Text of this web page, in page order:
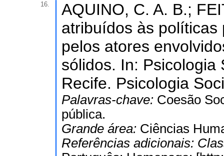
16.
AQUINO, C. A. B.;
atribuídos às políticas
pelos atores
sólidos. In: Psicologia
Recife. Psicologia
Palavras-chave: Coesão
pública.
Grande área: Ciências
Referências adicionais: